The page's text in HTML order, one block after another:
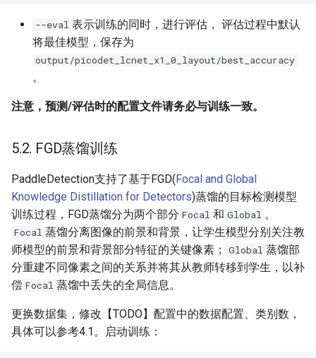
--eval 表示训练的同时，进行评估， 评估过程中默认
将最佳模型，保存为
output/picodet_lcnet_x1_0_layout/best_accuracy
。
注意，预测/评估时的配置文件请务必与训练一致。
5.2. FGD蒸馏训练
PaddleDetection支持了基于FGD(Focal and Global
Knowledge Distillation for Detectors)蒸馏的目标检测模型
训练过程，FGD蒸馏分为两个部分 Focal 和 Global 。
Focal 蒸馏分离图像的前景和背景，让学生模型分别关注教
师模型的前景和背景部分特征的关键像素；
Global 蒸馏部
分重建不同像素之间的关系并将其从教师转移到学生，以补
偿 Focal 蒸馏中丢失的全局信息。
更换数据集，修改【TODO】配置中的数据配置、类别数，
具体可以参考4.1。启动训练：